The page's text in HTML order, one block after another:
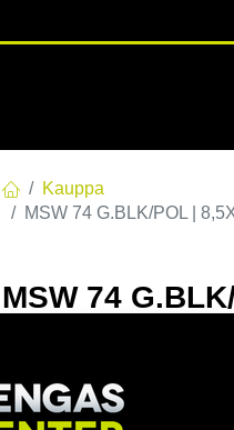
Kauppa
MSW 74 G.BLK/POL |
MSW 74
EAN: 8027529169768
Tällä tuotteella ei ole